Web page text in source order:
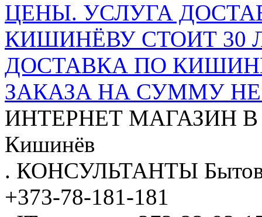
ЦЕНЫ. УСЛУГА
КИШИНЁВУ СТОИТ 30
ДОСТАВКА ПО
ЗАКАЗА НА СУММУ НЕ
ИНТЕРНЕТ МАГАЗИН
Кишинёв
. КОНСУЛЬТАНТЫ
+373-78-181-181